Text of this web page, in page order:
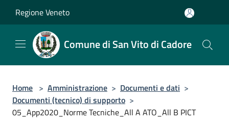
Regione Veneto
Comune di San Vito di Cadore
Home > Amministrazione > Documenti e dati >
Documenti (tecnico) di supporto >
05_App2020_Norme Tecniche_All A ATO_All B PICT